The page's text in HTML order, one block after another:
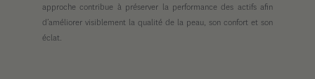
approche contribue à préserver la performance des actifs afin
d’améliorer visiblement la qualité de la peau, son confort et son
éclat.